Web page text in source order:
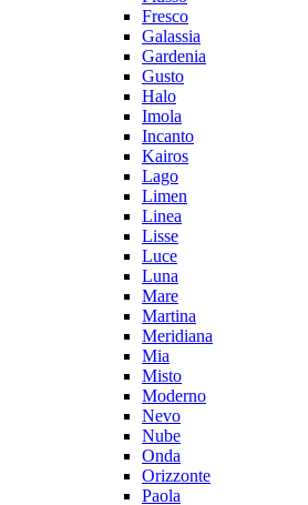
Fresco
Galassia
Gardenia
Gusto
Halo
Imola
Incanto
Kairos
Lago
Limen
Linea
Lisse
Luce
Luna
Mare
Martina
Meridiana
Mia
Misto
Moderno
Nevo
Nube
Onda
Orizzonte
Paola